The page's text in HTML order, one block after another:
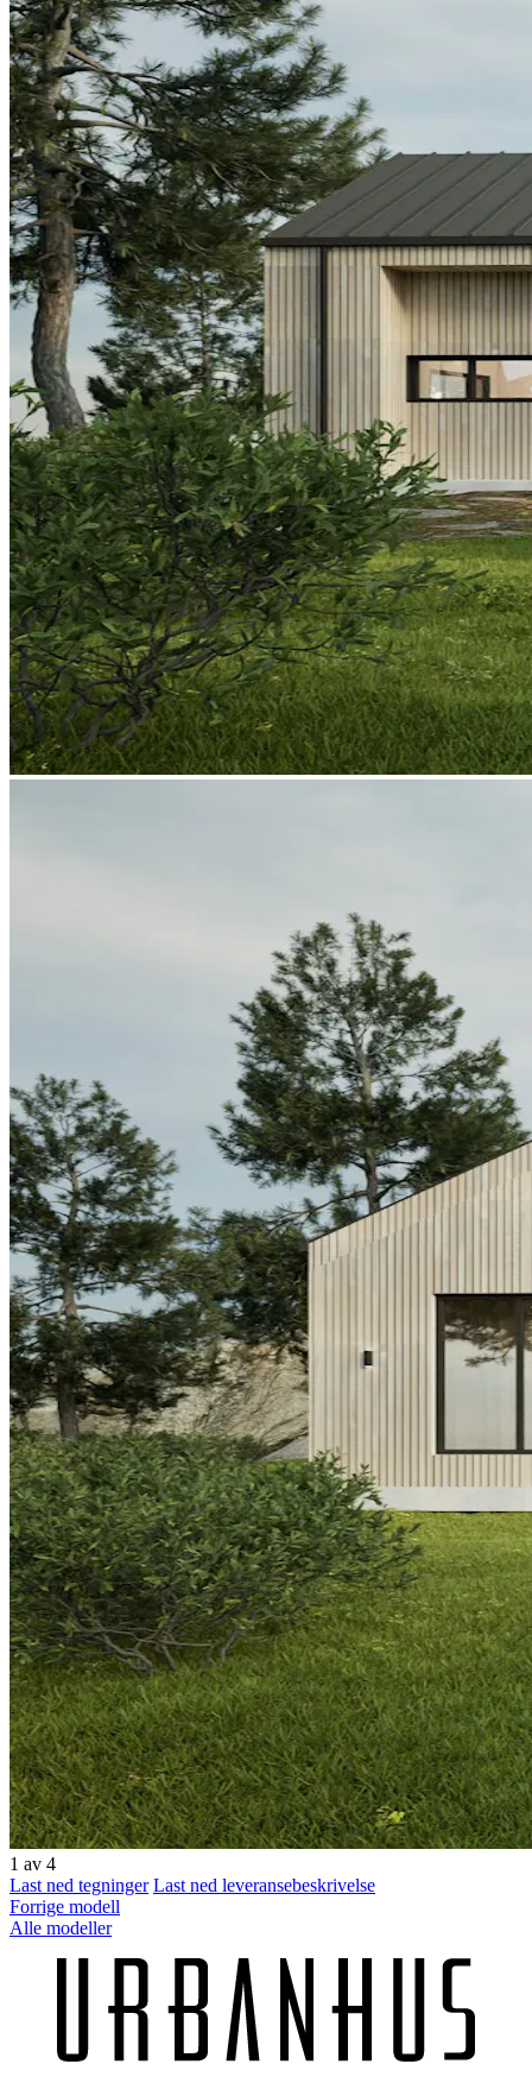
1 av 4
Last ned tegninger Last ned leveransebeskrivelse
Forrige modell
Alle modeller